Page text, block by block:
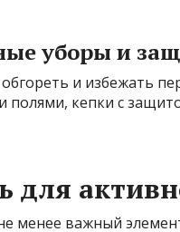
уборы и
и избежать
полями, кепки с
для
менее важный